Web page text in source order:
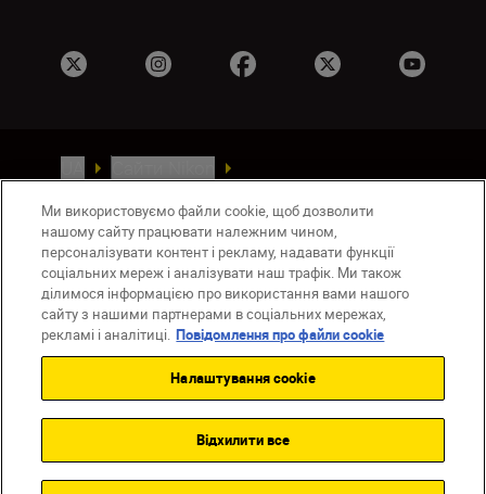
Умови використання
Повідомлення про файли cookie
Налаштування Cookie
© 2026 Nikon
Back to top
Ми використовуємо файли cookie, щоб дозволити
нашому сайту працювати належним чином,
персоналізувати контент і рекламу, надавати функції
соціальних мереж і аналізувати наш трафік. Ми також
ділимося інформацією про використання вами нашого
сайту з нашими партнерами в соціальних мережах,
рекламі і аналітиці. Повідомлення про файли cookie
Налаштування cookie
Відхилити все